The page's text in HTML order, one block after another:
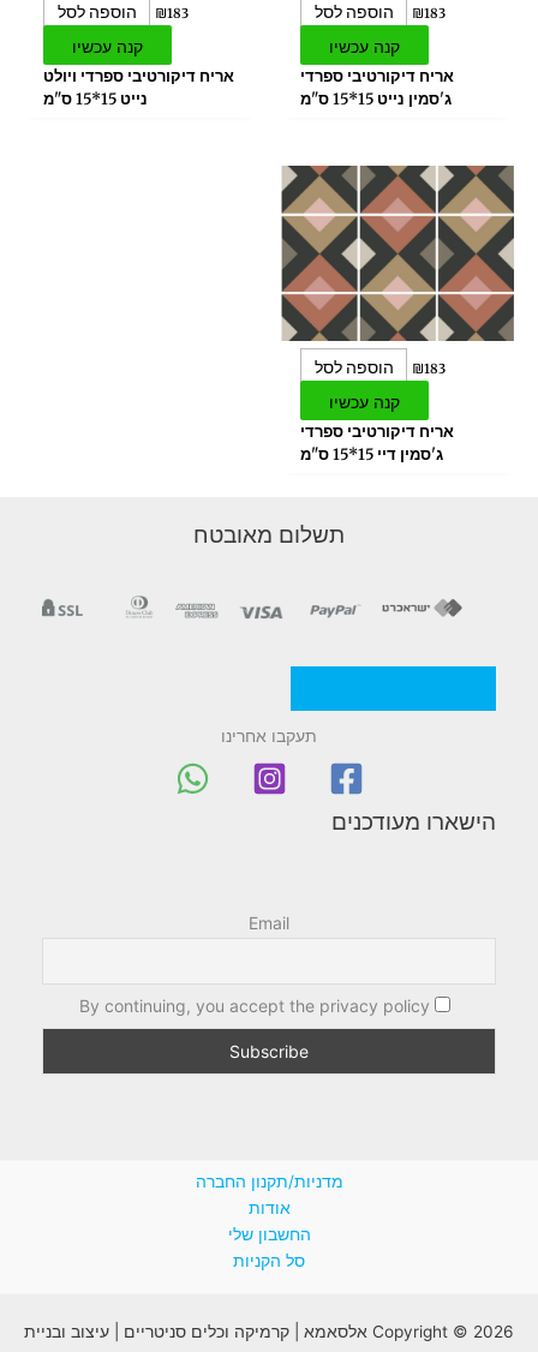
₪183 הוספה לסל
קנה עכשיו
אריח דיקורטיבי ספרדי
ג'סמין נייט 15*15 ס"מ
₪183 הוספה לסל
קנה עכשיו
אריח דיקורטיבי ספרדי ויולט
נייט 15*15 ס"מ
₪183 הוספה לסל
קנה עכשיו
אריח דיקורטיבי ספרדי
ג'סמין דיי 15*15 ס"מ
תשלום מאובטח
תעקבו אחרינו
הישארו מעודכנים
Email
By continuing, you accept the privacy policy
מדניות/תקנון החברה
אודות
החשבון שלי
סל הקניות
Copyright © 2026 אלסאמא | קרמיקה וכלים סניטריים | עיצוב ובניית